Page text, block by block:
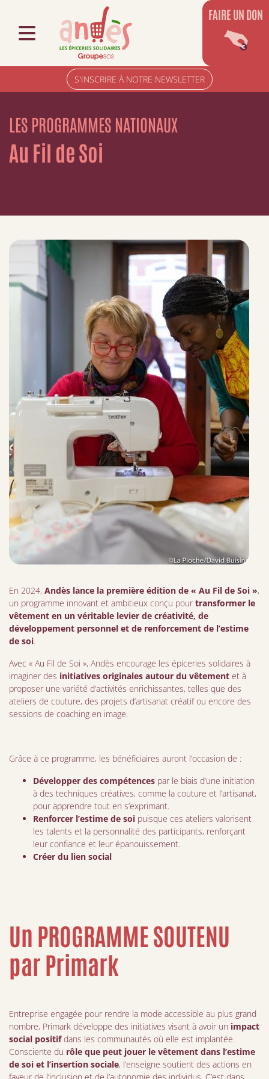
S'INSCRIRE À NOTRE NEWSLETTER
FAIRE UN DON
LES PROGRAMMES NATIONAUX
Au Fil de Soi
En 2024, Andès lance la première édition de « Au Fil de Soi »,
un programme innovant et ambitieux conçu pourtransformer le
vêtement en un véritable levier de créativité, de
développement personnel et de renforcement de l’estime
de soi.
Avec « Au Fil de Soi », Andès encourage les épiceries solidaires à
imaginer des initiatives originales autour du vêtement et à
proposer une variété d’activités enrichissantes, telles que des
ateliers de couture, des projets d’artisanat créatif ou encore des
sessions de coaching en image.
Grâce à ce programme, les bénéficiaires auront l’occasion de :
Développer des compétences par le biais d’une initiation
à des techniques créatives, comme la couture et l’artisanat,
pour apprendre tout en s’exprimant.
Renforcer l’estime de soi puisque ces ateliers valorisent
les talents et la personnalité des participants, renforçant
leur confiance et leur épanouissement.
Créer du lien social
Un PROGRAMME SOUTENU
par Primark
Entreprise engagée pour rendre la mode accessible au plus grand
nombre, Primark développe des initiatives visant à avoir un impact
social positifdans les communautés où elle est implantée.
Consciente du rôle que peut jouer le vêtement dans l’estime
de soi et l’insertion sociale, l’enseigne soutient des actions en